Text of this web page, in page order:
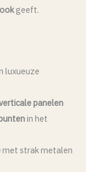
geeft.
luxueuze
panelen
in het
met strak metalen